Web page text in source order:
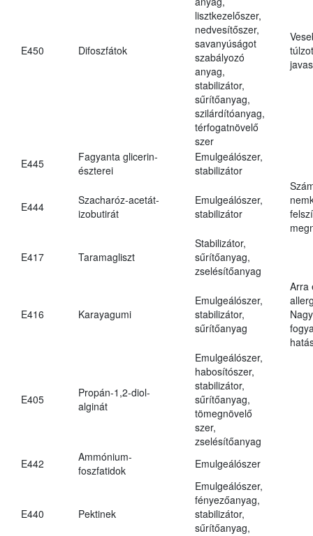
E450 Difoszfátok
lisztkezelőszer,
nedvesítőszer,
savanyúságot
szabályozó
anyag,
stabilizátor,
sűrítőanyag,
szilárdítóanyag,
térfogatnövelő
szer
E445
Fagyanta glicerin-
észterei
Emulgeálószer,
stabilizátor
E444
Szacharóz-acetát-
izobutirát
Emulgeálószer,
stabilizátor
E417 Taramagliszt
Stabilizátor,
sűrítőanyag,
zselésítőanyag
E416 Karayagumi
Emulgeálószer,
stabilizátor,
sűrítőanyag
Arra
E405
Propán-1,2-diol-
alginát
Emulgeálószer,
habosítószer,
stabilizátor,
sűrítőanyag,
tömegnövelő
szer,
zselésítőanyag
E442
Ammónium-
foszfatidok
Emulgeálószer
E440 Pektinek
Emulgeálószer,
fényezőanyag,
stabilizátor,
sűrítőanyag,